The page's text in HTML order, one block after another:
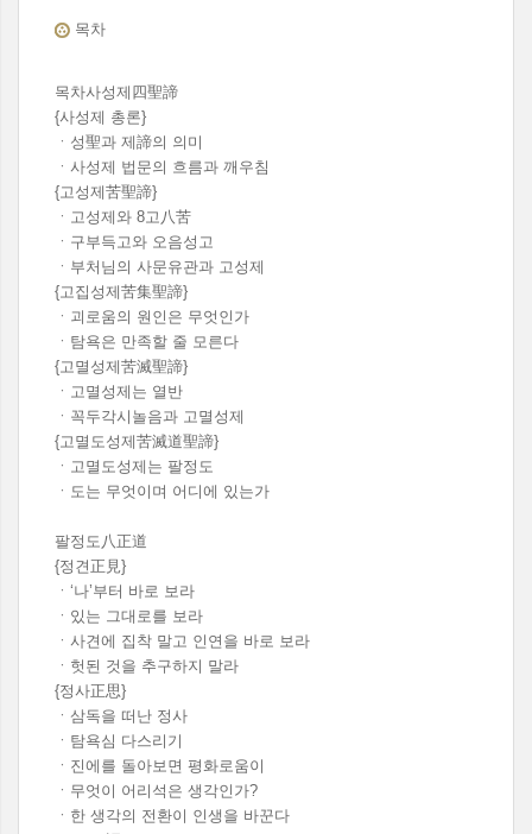
목차
목차사성제四聖諦
{사성제 총론}
ㆍ성聖과 제諦의 의미
ㆍ사성제 법문의 흐름과 깨우침
{고성제苦聖諦}
ㆍ고성제와 8고八苦
ㆍ구부득고와 오음성고
ㆍ부처님의 사문유관과 고성제
{고집성제苦集聖諦}
ㆍ괴로움의 원인은 무엇인가
ㆍ탐욕은 만족할 줄 모른다
{고멸성제苦滅聖諦}
ㆍ고멸성제는 열반
ㆍ꼭두각시놀음과 고멸성제
{고멸도성제苦滅道聖諦}
ㆍ고멸도성제는 팔정도
ㆍ도는 무엇이며 어디에 있는가
팔정도八正道
{정견正見}
ㆍ‘나’부터 바로 보라
ㆍ있는 그대로를 보라
ㆍ사견에 집착 말고 인연을 바로 보라
ㆍ헛된 것을 추구하지 말라
{정사正思}
ㆍ삼독을 떠난 정사
ㆍ탐욕심 다스리기
ㆍ진에를 돌아보면 평화로움이
ㆍ무엇이 어리석은 생각인가?
ㆍ한 생각의 전환이 인생을 바꾼다